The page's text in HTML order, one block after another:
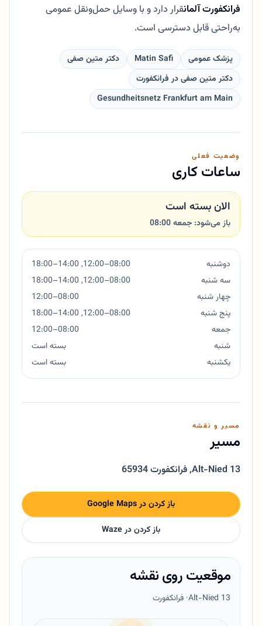
فرانکفورت آلمانقرار دارد و با وسایل حمل‌ونقل عمومی
به‌راحتی قابل دسترسی است.
پزشک عمومی Matin Safi
دکتر متین صفی
دکتر متین صفی در فرانکفورت
Gesundheitsnetz Frankfurt am Main
وضعیت فعلی
ساعات کاری
الان بسته است
باز می‌شود: جمعه 08:00
دوشنبه
08:00–12:00, 14:00–18:00
سه شنبه
08:00–12:00, 14:00–18:00
چهار شنبه
08:00–12:00
پنج شنبه
08:00–12:00, 14:00–18:00
جمعه
08:00–12:00
شنبه
بسته است
یکشنبه
بسته است
مسیر و نقشه
مسیر
Alt-Nied 13
,65934 فرانکفورت
باز کردن در Google Maps
باز کردن در Waze
موقعیت روی نقشه
Alt-Nied 13· فرانکفورت